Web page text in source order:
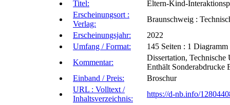
Titel:
Eltern-Kind-
Erscheinungsort :
Verlag:
Braunschweig :
Erscheinungsjahr:
2022
Umfang / Format:
145 Seiten : 1
Kommentar:
Dissertation,
Enthält Sonderabdrucke
Einband / Preis:
Broschur
URL : Volltext /
Inhaltsverzeichnis:
https://d-nb.info/